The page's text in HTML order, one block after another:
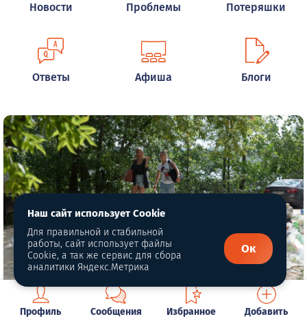
Новости Проблемы Потеряшки
Ответы Афиша Блоги
В Госдуме РФ рассмотрят
Профиль Сообщения Избранное Добавить
Наш сайт использует Cookie
Для правильной и стабильной
работы, сайт использует файлы
Cookie, а так же сервис для сбора
аналитики Яндекс.Метрика
Ок